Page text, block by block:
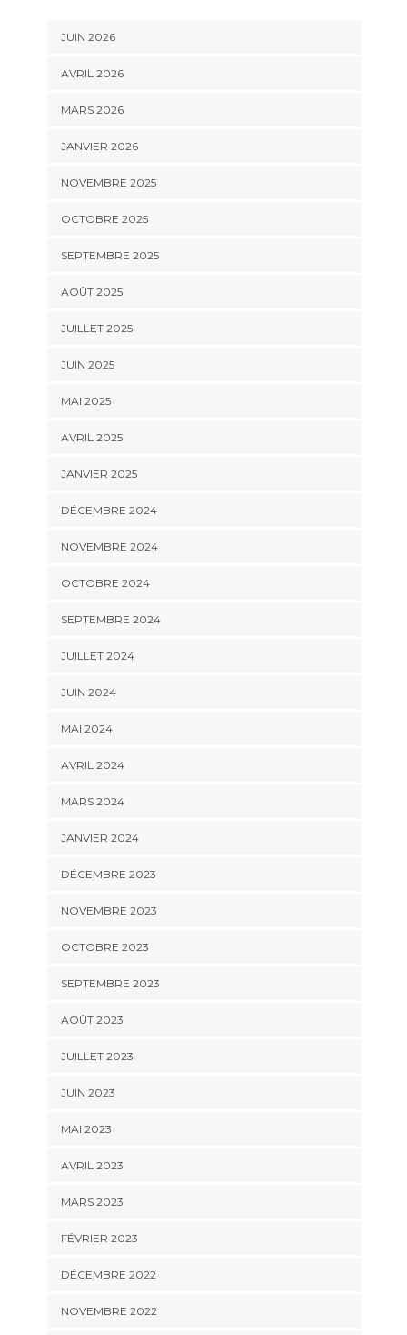
JUIN 2026
AVRIL 2026
MARS 2026
JANVIER 2026
NOVEMBRE 2025
OCTOBRE 2025
SEPTEMBRE 2025
AOÛT 2025
JUILLET 2025
JUIN 2025
MAI 2025
AVRIL 2025
JANVIER 2025
DÉCEMBRE 2024
NOVEMBRE 2024
OCTOBRE 2024
SEPTEMBRE 2024
JUILLET 2024
JUIN 2024
MAI 2024
AVRIL 2024
MARS 2024
JANVIER 2024
DÉCEMBRE 2023
NOVEMBRE 2023
OCTOBRE 2023
SEPTEMBRE 2023
AOÛT 2023
JUILLET 2023
JUIN 2023
MAI 2023
AVRIL 2023
MARS 2023
FÉVRIER 2023
DÉCEMBRE 2022
NOVEMBRE 2022